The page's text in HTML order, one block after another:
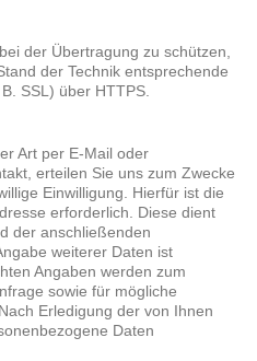
der Übertragung zu schützen,
der Technik entsprechende
SSL) über HTTPS.
Art per E-Mail oder
erteilen Sie uns zum Zwecke
Einwilligung. Hierfür ist die
erforderlich. Diese dient
der anschließenden
weiterer Daten ist
Angaben werden zum
sowie für mögliche
Erledigung der von Ihnen
Daten